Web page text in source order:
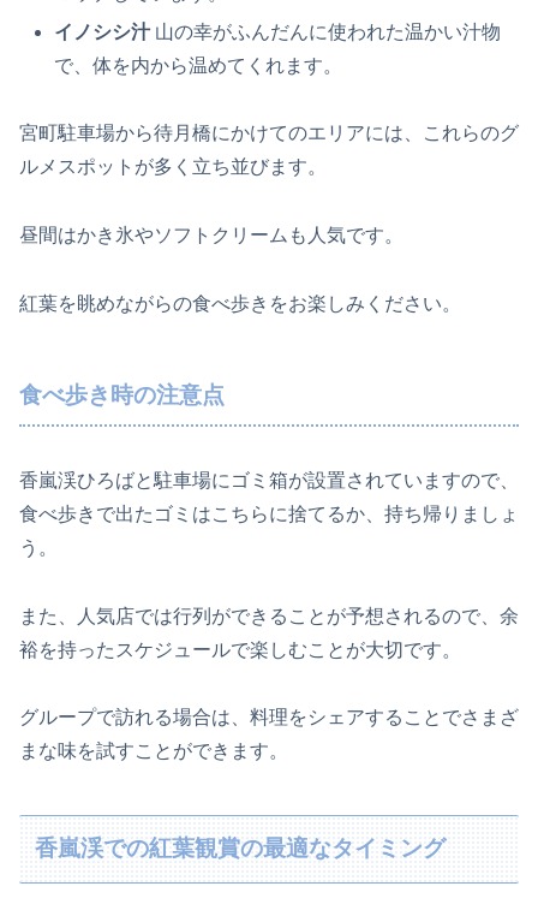
イノシシ汁山の幸がふんだんに使われた温かい汁物
で、体を内から温めてくれます。
宮町駐車場から待月橋にかけてのエリアには、これらのグ
ルメスポットが多く立ち並びます。
昼間はかき氷やソフトクリームも人気です。
紅葉を眺めながらの食べ歩きをお楽しみください。
食べ歩き時の注意点
香嵐渓ひろばと駐車場にゴミ箱が設置されていますので、
食べ歩きで出たゴミはこちらに捨てるか、持ち帰りましょ
う。
また、人気店では行列ができることが予想されるので、余
裕を持ったスケジュールで楽しむことが大切です。
グループで訪れる場合は、料理をシェアすることでさまざ
まな味を試すことができます。
香嵐渓での紅葉観賞の最適なタイミング